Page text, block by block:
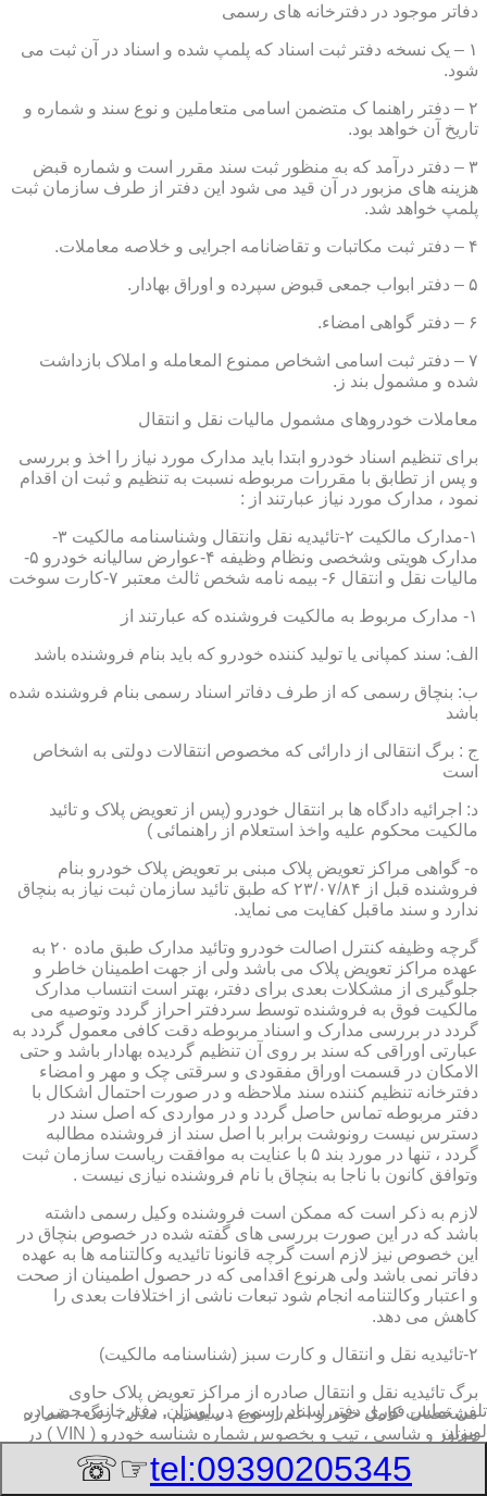
دفاتر موجود در دفترخانه های رسمی
۱ – یک نسخه دفتر ثبت اسناد که پلمپ شده و اسناد در آن ثبت می
شود.
۲ – دفتر راهنما ک متضمن اسامی متعاملین و نوع سند و شماره و
تاریخ آن خواهد بود.
۳ – دفتر درآمد که به منظور ثبت سند مقرر است و شماره قبض
هزینه های مزبور در آن قید می شود این دفتر از طرف سازمان ثبت
پلمپ خواهد شد.
۴ – دفتر ثبت مکاتبات و تقاضانامه اجرایی و خلاصه معاملات.
۵ – دفتر ابواب جمعی قبوض سپرده و اوراق بهادار.
۶ – دفتر گواهی امضاء.
۷ – دفتر ثبت اسامی اشخاص ممنوع المعامله و املاک بازداشت
شده و مشمول بند ز.
معاملات خودروهای مشمول مالیات نقل و انتقال
برای تنظیم اسناد خودرو ابتدا باید مدارک مورد نیاز را اخذ و بررسی
و پس از تطابق با مقررات مربوطه نسبت به تنظیم و ثبت ان اقدام
نمود ، مدارک مورد نیاز عبارتند از :
۱-مدارک مالکیت ۲-تائیدیه نقل وانتقال وشناسنامه مالکیت ۳-
مدارک هویتی وشخصی ونظام وظیفه ۴-عوارض سالیانه خودرو ۵-
مالیات نقل و انتقال ۶- بیمه نامه شخص ثالث معتبر ۷-کارت سوخت
۱- مدارک مربوط به مالکیت فروشنده که عبارتند از
الف: سند کمپانی یا تولید کننده خودرو که باید بنام فروشنده باشد
ب: بنچاق رسمی که از طرف دفاتر اسناد رسمی بنام فروشنده شده
باشد
ج : برگ انتقالی از دارائی که مخصوص انتقالات دولتی به اشخاص
است
د: اجرائیه دادگاه ها بر انتقال خودرو (پس از تعویض پلاک و تائید
مالکیت محکوم علیه واخذ استعلام از راهنمائی )
ه- گواهی مراکز تعویض پلاک مبنی بر تعویض پلاک خودرو بنام
فروشنده قبل از ۲۳/۰۷/۸۴ که طبق تائید سازمان ثبت نیاز به بنچاق
ندارد و سند ماقبل کفایت می نماید.
گرچه وظیفه کنترل اصالت خودرو وتائید مدارک طبق ماده ۲۰ به
عهده مراکز تعویض پلاک می باشد ولی از جهت اطمینان خاطر و
جلوگیری از مشکلات بعدی برای دفتر، بهتر است انتساب مدارک
مالکیت فوق به فروشنده توسط سردفتر احراز گردد وتوصیه می
گردد در بررسی مدارک و اسناد مربوطه دقت کافی معمول گردد به
عبارتی اوراقی که سند بر روی آن تنظیم گردیده بهادار باشد و حتی
الامکان در قسمت اوراق مفقودی و سرقتی چک و مهر و امضاء
دفترخانه تنظیم کننده سند ملاحظه و در صورت احتمال اشکال با
دفتر مربوطه تماس حاصل گردد و در مواردی که اصل سند در
دسترس نیست رونوشت برابر با اصل سند از فروشنده مطالبه
گردد ، تنها در مورد بند ۵ با عنایت به موافقت ریاست سازمان ثبت
وتوافق کانون با ناجا به بنچاق با نام فروشنده نیازی نیست .
لازم به ذکر است که ممکن است فروشنده وکیل رسمی داشته
باشد که در این صورت بررسی های گفته شده در خصوص بنچاق در
این خصوص نیز لازم است گرچه قانونا تائیدیه وکالتنامه ها به عهده
دفاتر نمی باشد ولی هرنوع اقدامی که در حصول اطمینان از صحت
و اعتبار وکالتنامه انجام شود تبعات ناشی از اختلافات بعدی را
کاهش می دهد.
۲-تائیدیه نقل و انتقال و کارت سبز (شناسنامه مالکیت)
برگ تائیدیه نقل و انتقال صادره از مراکز تعویض پلاک حاوی
مشخصات کامل خودرو اعم از نوع ، سیستم ، مدل ، رنگ ، شماره
موتور و شاسی ، تیپ و بخصوس شماره شناسه خودرو ( VIN ) در
صدر صفحه و مشخصات فروشنده و خریدار اعم از مشخصات
سجلی و شماره ملی و کدپستی و آدرس و شماره انتظامی
تلفن تماس فوری دفتر اسناد رسمی در لویزان, دفترخانه,محضر در
لویزان
tel:09390205345
☞☏